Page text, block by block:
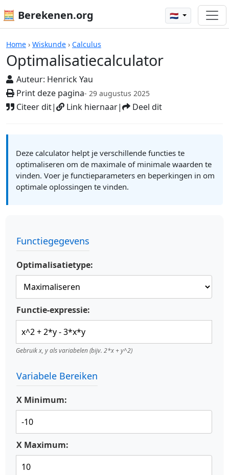
🧮 Berekenen.org 🇳🇱
Home › Wiskunde › Calculus
Optimalisatiecalculator
Auteur: Henrick Yau
Print deze pagina- 29 augustus 2025
Citeer dit| Link hiernaar| Deel dit
Rekenmachines
Deze calculator helpt je verschillende functies te
optimaliseren om de maximale of minimale waarden te
vinden. Voer je functieparameters en beperkingen in om
optimale oplossingen te vinden.
Functiegegevens
Optimalisatietype:
Functie-expressie:
Gebruik x, y als variabelen (bijv. 2*x + y^2)
Variabele Bereiken
X Minimum:
X Maximum: